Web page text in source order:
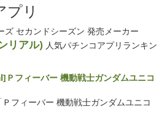
プリ
ズ セカンドシーズン 発売メーカー
リアル) 人気パチンコアプリランキン
Ｐフィーバー 機動戦士ガンダムユニコ
Ｐフィーバー 機動戦士ガンダムユニコ